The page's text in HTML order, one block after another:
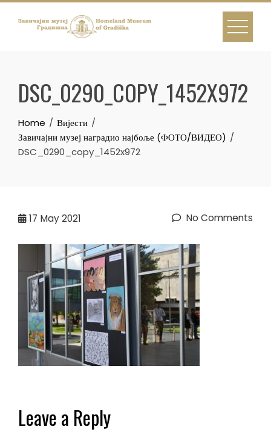
Skip
DSC_0290_COPY_1452X972
Home
Вијести
Завичајни музеј наградио најбоље (ФОТО/ВИДЕО)
DSC_0290_copy_1452x972
17 May 2021 No Comments
Leave a Reply